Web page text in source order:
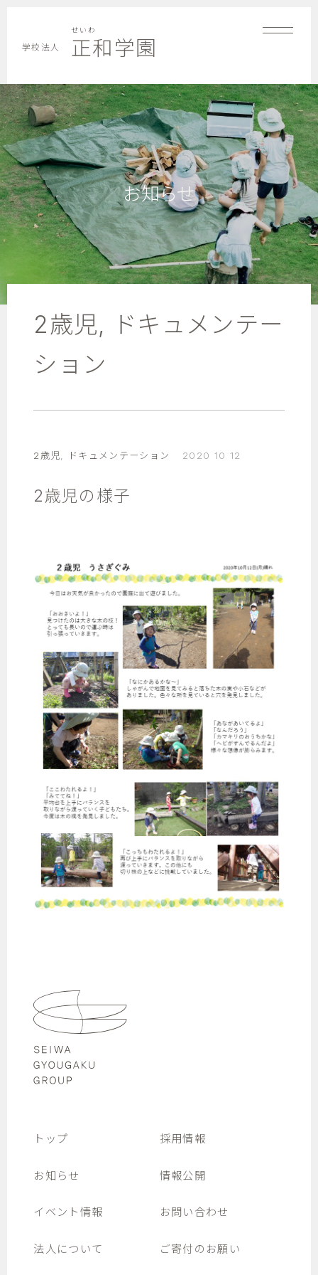
学校法人
せいわ
正和学園
お知らせ
2歳児, ドキュメンテー
ション
2歳児 ドキュメンテーション 2020 10 12
2歳児の様子
トップ
お知らせ
イベント情報
法人について
採用情報
情報公開
お問い合わせ
ご寄付のお願い